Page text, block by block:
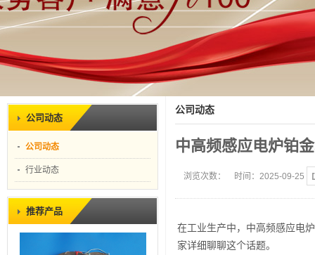
公司动态
公司动态
行业动态
推荐产品
公司动态
中高频感应电炉铂
浏览次数： 时间：2025-09-25
在工业生产中，中高频感应电
家详细聊聊这个话题。